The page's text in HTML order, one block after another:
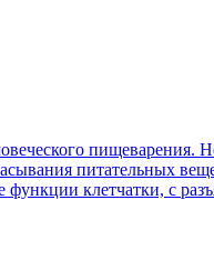
пищеварения.
питательных
клетчатки, с